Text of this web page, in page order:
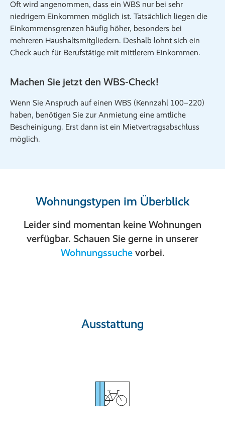
Oft wird angenommen, dass ein WBS nur bei sehr
niedrigem Einkommen möglich ist. Tatsächlich liegen die
Einkommensgrenzen häufig höher, besonders bei
mehreren Haushaltsmitgliedern. Deshalb lohnt sich ein
Check auch für Berufstätige mit mittlerem Einkommen.
Machen Sie jetzt den WBS‑Check!
Wenn Sie Anspruch auf einen WBS (Kennzahl 100–220)
haben, benötigen Sie zur Anmietung eine amtliche
Bescheinigung. Erst dann ist ein Mietvertragsabschluss
möglich.
Wohnungstypen im Überblick
Leider sind momentan keine Wohnungen
verfügbar. Schauen Sie gerne in unserer
Wohnungssuchevorbei.
Ausstattung